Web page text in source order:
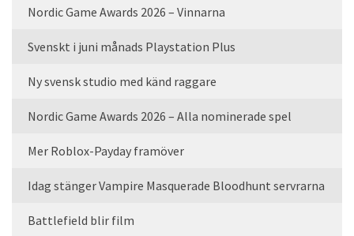
Nordic Game Awards 2026 – Vinnarna
Svenskt i juni månads Playstation Plus
Ny svensk studio med känd raggare
Nordic Game Awards 2026 – Alla nominerade spel
Mer Roblox-Payday framöver
Idag stänger Vampire Masquerade Bloodhunt servrarna
Battlefield blir film